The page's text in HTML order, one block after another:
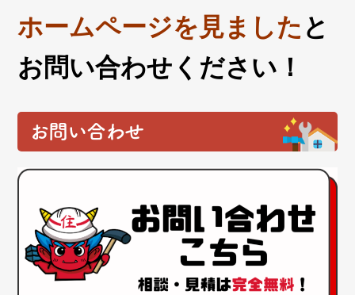
ホームページを見ました と
お問い合わせください！
お問い合わせ